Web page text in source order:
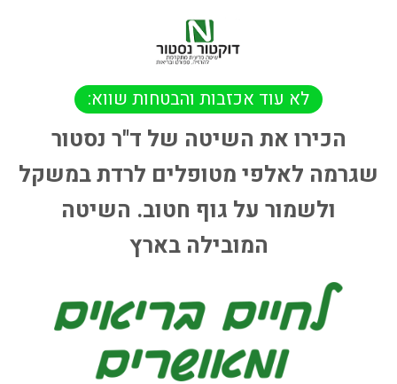
לא עוד אכזבות והבטחות שווא:
הכירו את השיטה של ד"ר נסטור
שגרמה לאלפי מטופלים לרדת במשקל
ולשמור על גוף חטוב. השיטה
המובילה בארץ